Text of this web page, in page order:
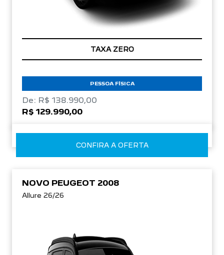
TAXA ZERO
PESSOA FÍSICA
De: R$ 138.990,00
R$ 129.990,00
CONFIRA A OFERTA
NOVO PEUGEOT 2008
Allure 26/26